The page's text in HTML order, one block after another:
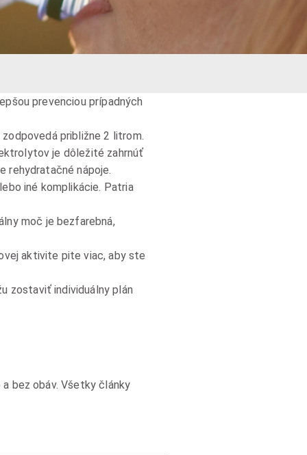
prevenciou prípadných
približne 2 litrom.
je dôležité zahrnúť
rehydratačné nápoje.
iné komplikácie. Patria
moč je bezfarebná,
aktivite pite viac, aby ste
zostaviť individuálny plán
bez obáv. Všetky články